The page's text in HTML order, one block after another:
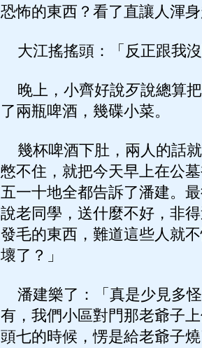
恐怖的東西？看了直讓人渾身
大江搖搖頭：「反正跟我沒
晚上，小齊好說歹說總算
了兩瓶啤酒，幾碟小菜。
幾杯啤酒下肚，兩人的話
憋不住，就把今天早上在公
五一十地全都告訴了潘建。
說老同學，送什麼不好，非
發毛的東西，難道這些人就
壞了？」
潘建樂了：「真是少見多
有，我們小區對門那老爺子
頭七的時候，愣是給老爺子